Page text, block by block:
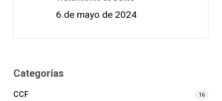
6 de mayo de 2024
Categorías
CCF
16